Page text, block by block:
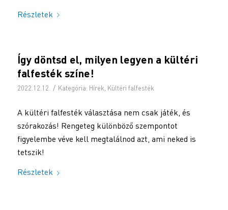
Részletek
Így döntsd el, milyen legyen a kültéri
falfesték színe!
2022.12.12. / Kategória: Hírek, Kültéri falfesték
A kültéri falfesték választása nem csak játék, és
szórakozás! Rengeteg különböző szempontot
figyelembe véve kell megtalálnod azt, ami neked is
tetszik!
Részletek